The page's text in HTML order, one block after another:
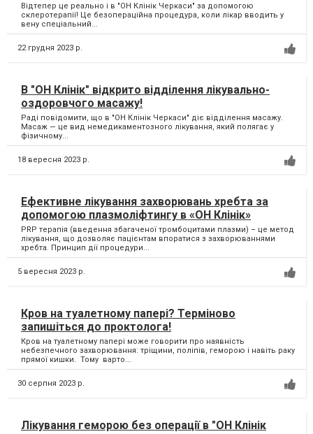
Відтепер це реально і в "ОН Клінік Черкаси" за допомогою
склеротерапії! Це безопераційна процедура, коли лікар вводить у
вену спеціальний...
22 грудня 2023 р.
В "ОН Клінік" відкрито відділення лікувально-
оздоровчого масажу!
Раді повідомити, що в "ОН Клінік Черкаси" діє відділення масажу.
Масаж — це вид немедикаментозного лікування, який полягає у
фізичному...
18 вересня 2023 р.
Ефективне лікування захворювань хребта за
допомогою плазмоліфтингу в «ОН Клінік»
PRP терапія (введення збагаченої тромбоцитами плазми) – це метод
лікування, що дозволяє пацієнтам впоратися з захворюваннями
хребта. Принцип дії процедури...
5 вересня 2023 р.
Кров на туалетному папері? Терміново
запишіться до проктолога!
Кров на туалетному папері може говорити про наявність
небезпечного захворювання: тріщини, поліпів, геморою і навіть раку
прямої кишки. Тому варто...
30 серпня 2023 р.
Лікування геморою без операції в "ОН Клінік